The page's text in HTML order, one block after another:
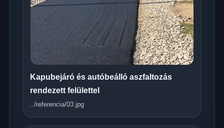
Kapubejáró és autóbeálló aszfaltozás
rendezett felülettel
../referencia/03.jpg